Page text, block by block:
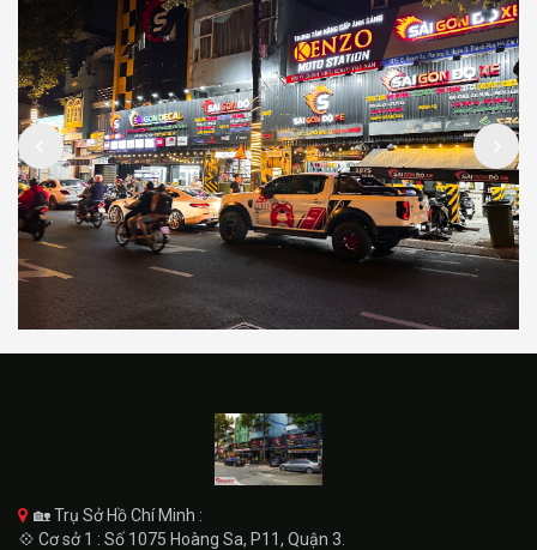
🏡 Trụ Sở Hồ Chí Minh :
💠 Cơ sở 1 : Số 1075 Hoàng Sa, P11, Quận 3.